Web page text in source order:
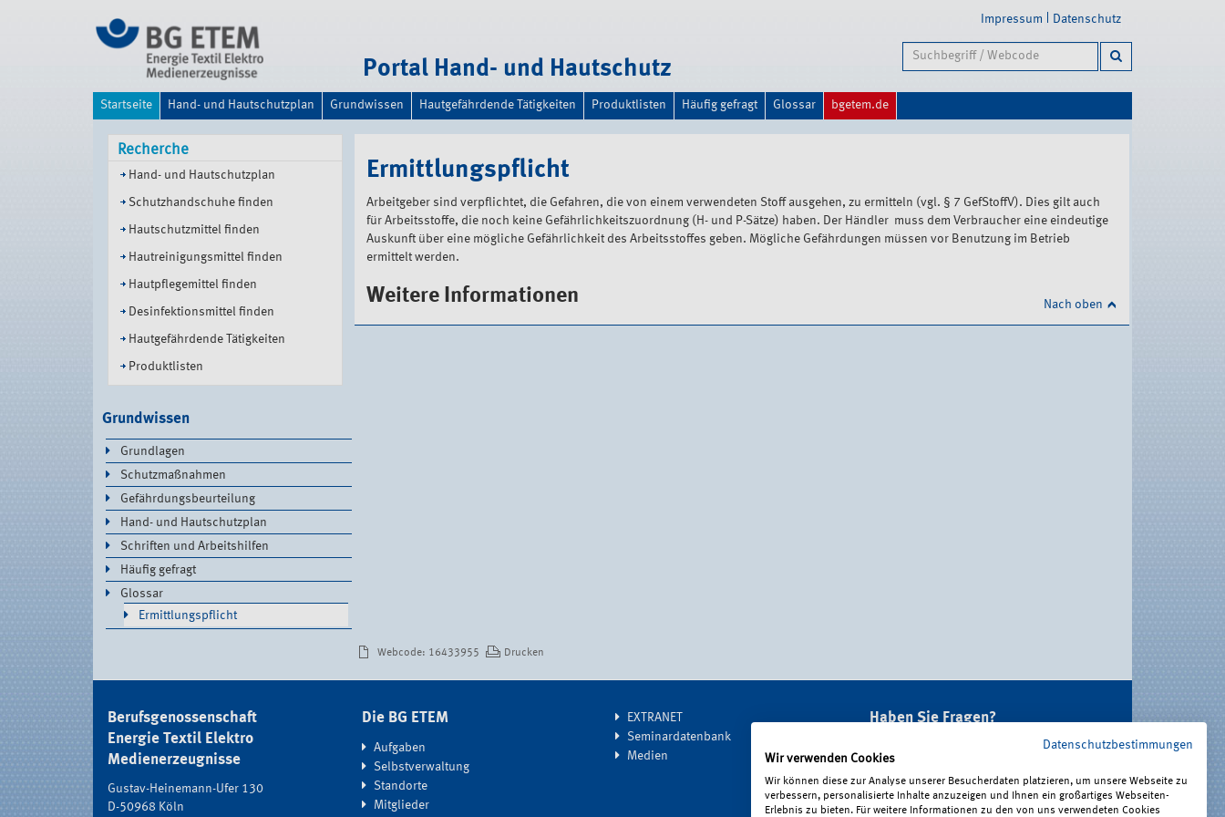
Portal Hand- und Hautschutz
Impressum Datenschutz
Startseite Hand- und Hautschutzplan Grundwissen Hautgefährdende Tätigkeiten Produktlisten Häufig gefragt Glossar bgetem.de
Ermittlungspflicht
Arbeitgeber sind verpflichtet, die Gefahren, die von einem verwendeten Stoff ausgehen, zu ermitteln (vgl. § 7 GefStoffV). Dies gilt auch
für Arbeitsstoffe, die noch keine Gefährlichkeitszuordnung (H- und P-Sätze) haben. Der Händler muss dem Verbraucher eine eindeutige
Auskunft über eine mögliche Gefährlichkeit des Arbeitsstoffes geben. Mögliche Gefährdungen müssen vor Benutzung im Betrieb
ermittelt werden.
Nach oben
Weitere Informationen
Recherche
Hand- und Hautschutzplan
Schutzhandschuhe finden
Hautschutzmittel finden
Hautreinigungsmittel finden
Hautpflegemittel finden
Desinfektionsmittel finden
Hautgefährdende Tätigkeiten
Produktlisten
Grundwissen
Grundlagen
Schutzmaßnahmen
Gefährdungsbeurteilung
Hand- und Hautschutzplan
Schriften und Arbeitshilfen
Häufig gefragt
Glossar
Ermittlungspflicht
Document
Actions
Webcode: 16433955 Drucken
Berufsgenossenschaft
Energie Textil Elektro
Medienerzeugnisse
Gustav-Heinemann-Ufer 130
D-50968 Köln
Die BG ETEM
Aufgaben
Selbstverwaltung
Standorte
Mitglieder
EXTRANET
Seminardatenbank
Medien
Haben Sie Fragen?
Unter 0221 3778-0 erreichen Sie uns
telefonisch.
Hier finden Sie Ihre Ansprechperson für
Rehabilitation und Entschädigung,
Datenschutzbestimmungen
Wir verwenden Cookies
Wir können diese zur Analyse unserer Besucherdaten platzieren, um unsere Webseite zu
verbessern, personalisierte Inhalte anzuzeigen und Ihnen ein großartiges Webseiten-
Erlebnis zu bieten. Für weitere Informationen zu den von uns verwendeten Cookies